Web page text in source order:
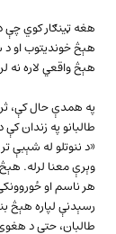
هغه ټینګار کوي چې
هېڅ خوندیتوب او
هېڅ واقعي لاره نه
په همدې حال کې،
طالبانو په زندان
«د ننوتلو له شېبې
وېرې معنا لرله.
رسېدنې لپاره هېڅ